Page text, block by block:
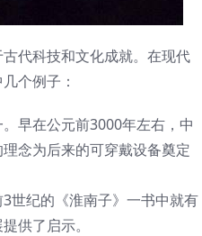
代科技和文化成就。在现代
个例子：
早在公元前3000年左右，中
念为后来的可穿戴设备奠定
世纪的《淮南子》一书中就有
供了启示。